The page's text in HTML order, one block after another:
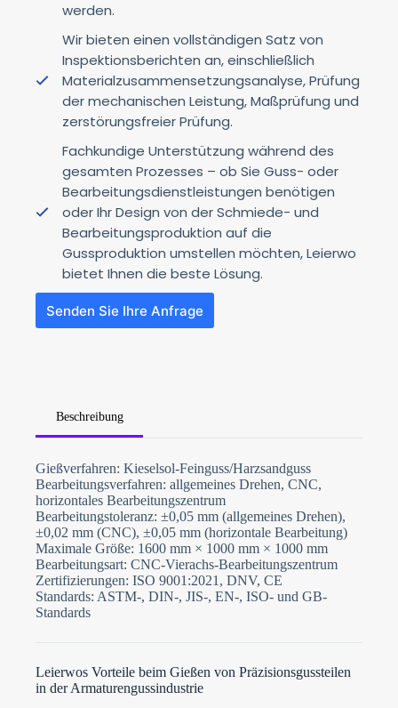
werden.
Wir bieten einen vollständigen Satz von
Inspektionsberichten an, einschließlich
Materialzusammensetzungsanalyse, Prüfung
der mechanischen Leistung, Maßprüfung und
zerstörungsfreier Prüfung.
Fachkundige Unterstützung während des
gesamten Prozesses – ob Sie Guss- oder
Bearbeitungsdienstleistungen benötigen
oder Ihr Design von der Schmiede- und
Bearbeitungsproduktion auf die
Gussproduktion umstellen möchten, Leierwo
bietet Ihnen die beste Lösung.
Senden Sie Ihre Anfrage
o
c
o
n
t
r
y
e
l
e
Datei-Upload
Formular absenden
Beschreibung
Gießverfahren: Kieselsol-Feinguss/Harzsandguss
Bearbeitungsverfahren: allgemeines Drehen, CNC,
horizontales Bearbeitungszentrum
Bearbeitungstoleranz: ±0,05 mm (allgemeines Drehen),
±0,02 mm (CNC), ±0,05 mm (horizontale Bearbeitung)
Maximale Größe: 1600 mm × 1000 mm × 1000 mm
Bearbeitungsart: CNC-Vierachs-Bearbeitungszentrum
Zertifizierungen: ISO 9001:2021, DNV, CE
Standards: ASTM-, DIN-, JIS-, EN-, ISO- und GB-
Standards
Leierwos Vorteile beim Gießen von Präzisionsgussteilen
in der Armaturengussindustrie